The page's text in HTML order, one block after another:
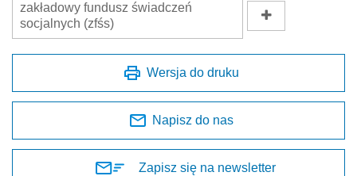
zakładowy fundusz świadczeń
socjalnych (zfśs)
Wersja do druku
Napisz do nas
Zapisz się na newsletter